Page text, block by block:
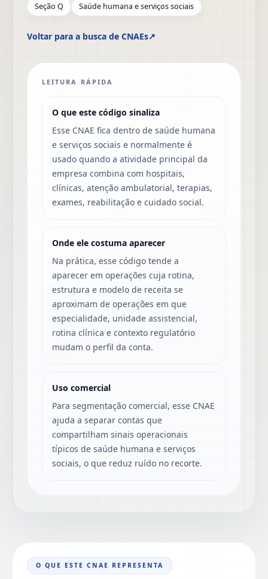
Seção Q Saúde humana e serviços sociais
Voltar para a busca de CNAEs↗
LEITURA RÁPIDA
O que este código sinaliza
Esse CNAE fica dentro de saúde humana
e serviços sociais e normalmente é
usado quando a atividade principal da
empresa combina com hospitais,
clínicas, atenção ambulatorial, terapias,
exames, reabilitação e cuidado social.
Onde ele costuma aparecer
Na prática, esse código tende a
aparecer em operações cuja rotina,
estrutura e modelo de receita se
aproximam de operações em que
especialidade, unidade assistencial,
rotina clínica e contexto regulatório
mudam o perfil da conta.
Uso comercial
Para segmentação comercial, esse CNAE
ajuda a separar contas que
compartilham sinais operacionais
típicos de saúde humana e serviços
sociais, o que reduz ruído no recorte.
O QUE ESTE CNAE REPRESENTA